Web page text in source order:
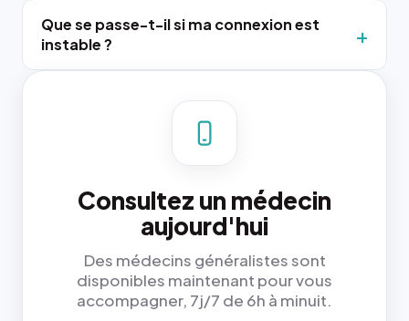
Que se passe-t-il si ma connexion est
instable ?
Consultez un médecin
aujourd'hui
Des médecins généralistes sont
disponibles maintenant pour vous
accompagner, 7j/7 de 6h à minuit.